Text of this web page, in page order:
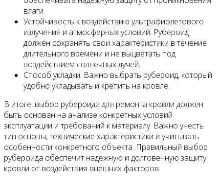
влаги.
Устойчивость к воздействию ультрафиолетового
излучения и атмосферных условий. Рубероид
должен сохранять свои характеристики в течение
длительного времени и не выцветать под
воздействием солнечных лучей.
Способ укладки. Важно выбрать рубероид, который
удобно укладывать и крепить на кровле.
В итоге, выбор рубероида для ремонта кровли должен
быть основан на анализе конкретных условий
эксплуатации и требований к материалу. Важно учесть
тип основы, технические характеристики и учитывать
особенности конкретного объекта. Правильный выбор
рубероида обеспечит надежную и долговечную защиту
кровли от воздействия внешних факторов.